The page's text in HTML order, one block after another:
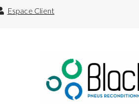
Espace Client